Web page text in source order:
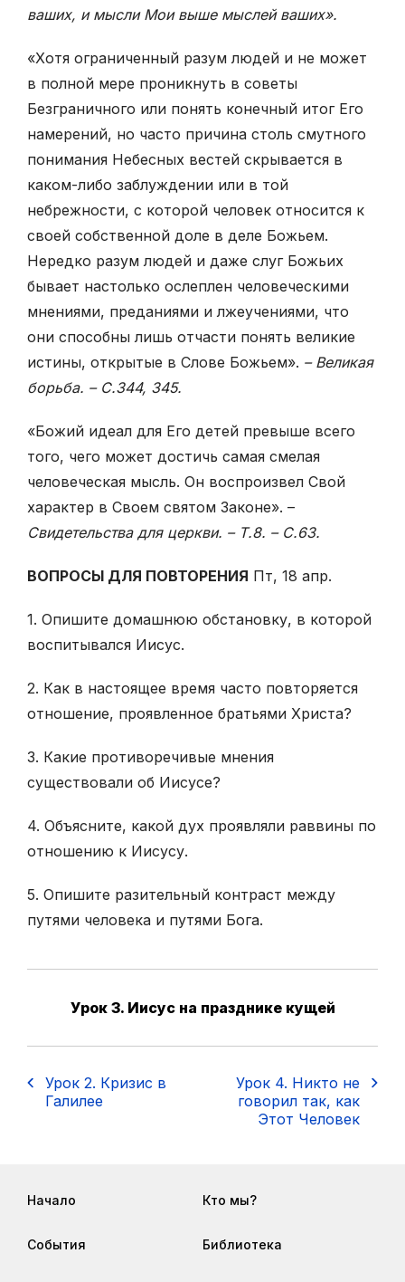
ваших, и мысли Мои выше мыслей ваших».
«Хотя ограниченный разум людей и не может
в полной мере проник­нуть в советы
Безграничного или понять конечный итог Его
намерений, но часто причина столь смутного
понимания Небесных вестей скрыва­ется в
каком-либо заблуждении или в той
небрежности, с которой чело­век относится к
своей собственной доле в деле Божьем.
Нередко разум людей и даже слуг Божьих
бывает настолько ослеплен человеческими
мнениями, преданиями и лжеучениями, что
они способны лишь отчасти понять великие
истины, открытые в Слове Божьем». – Великая
борь­ба. – С.344, 345.
«Божий идеал для Его детей превыше всего
того, чего может достичь самая смелая
человеческая мысль. Он воспроизвел Свой
характер в Своем святом Законе». –
Свидетельства для церкви. – Т.8. – С.63.
ВОПРОСЫ ДЛЯ ПОВТОРЕНИЯ Пт, 18 апр.
1. Опишите домашнюю обстановку, в которой
воспитывался Иисус.
2. Как в настоящее время часто повторяется
отношение, проявленное братьями Христа?
3. Какие противоречивые мнения
существовали об Иисусе?
4. Объясните, какой дух проявляли раввины по
отношению к Иисусу.
5. Опишите разительный контраст между
путями человека и путями Бога.
Урок 3. Иисус на празднике кущей
Урок 2. Кризис в
Галилее
Урок 4. Никто не
говорил так, как
Этот Человек
Начало Кто мы?
События Библиотека